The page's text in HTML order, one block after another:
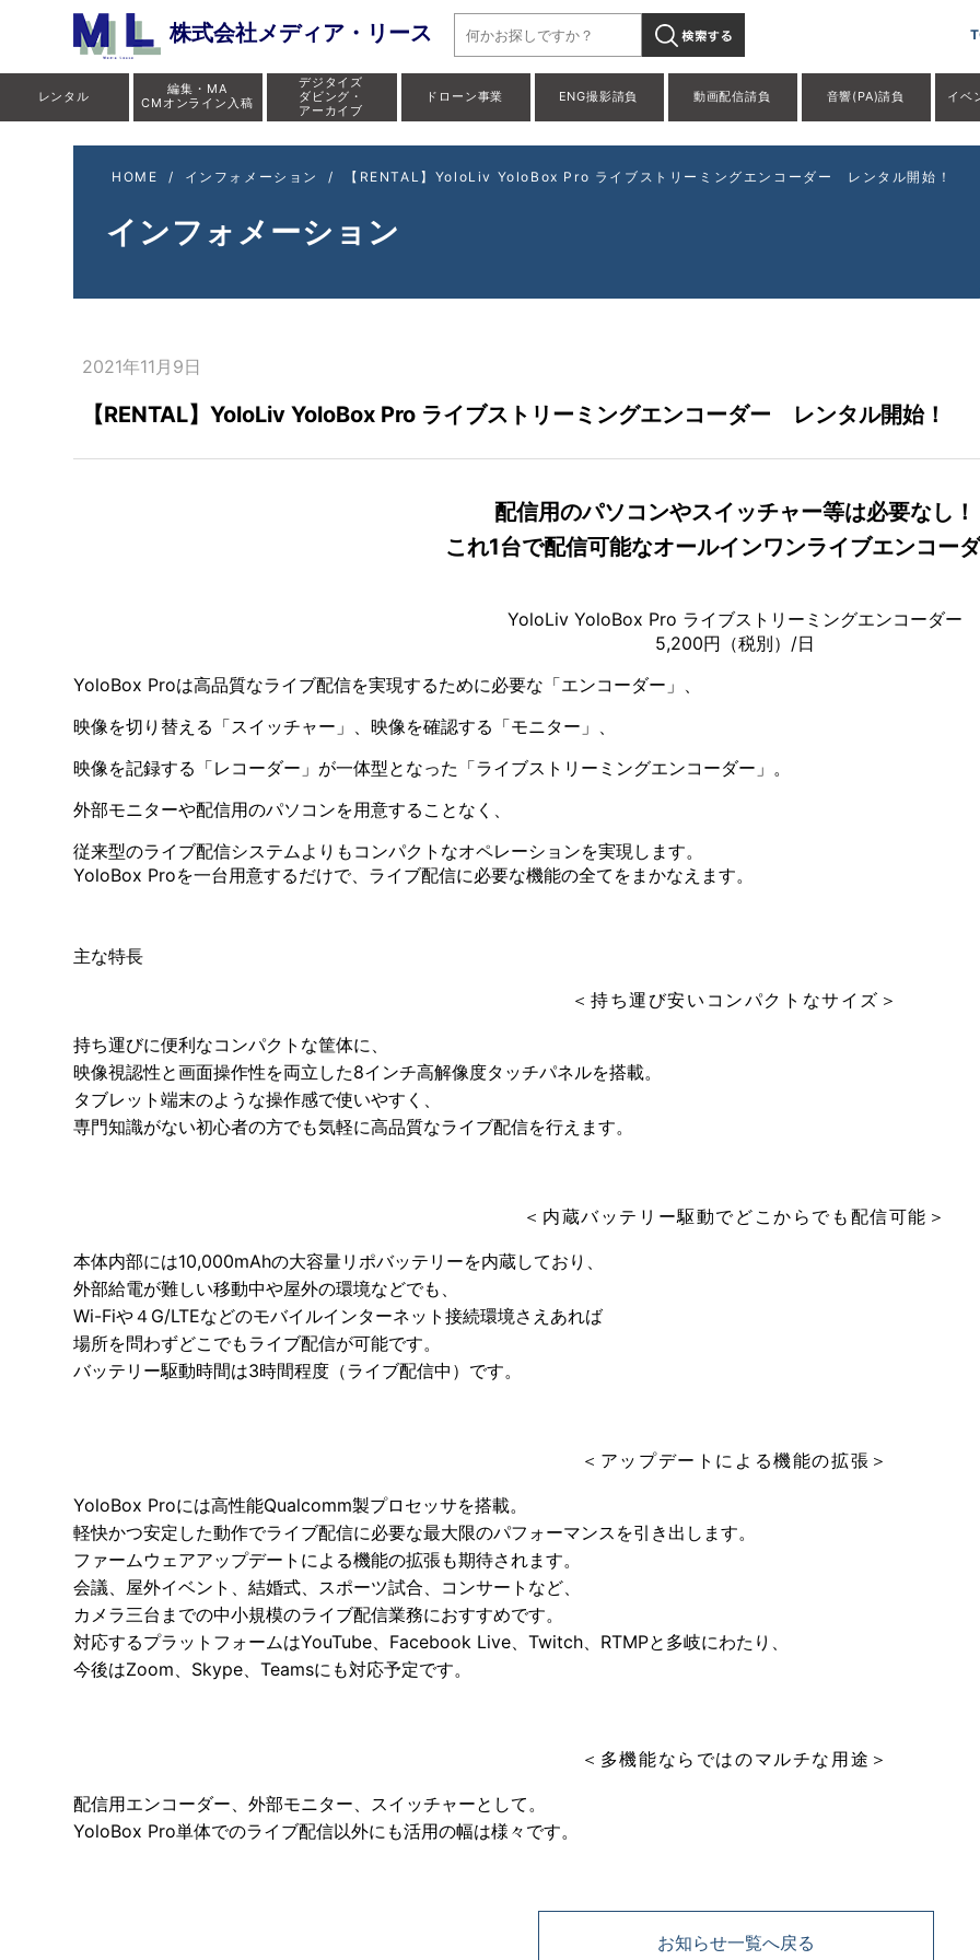
株式会社メディア・リース
レンタル
編集・MA
CMオンライン入稿
デジタイズ
ダビング・
アーカイブ
ドローン事業 ENG撮影請負 動画配信請負 音響(PA)請負 イベ
HOME / インフォメーション / 【RENTAL】YoloLiv YoloBox Pro ライブストリーミングエンコーダー レンタル開始！
インフォメーション
2021年11月9日
【RENTAL】YoloLiv YoloBox Pro ライブストリーミングエンコーダー レンタル開始！
配信用のパソコンやスイッチャー等は必要なし！
これ1台で配信可能なオールインワンライブエンコー
YoloLiv YoloBox Pro ライブストリーミングエンコーダー
5,200円（税別）/日
YoloBox Proは高品質なライブ配信を実現するために必要な「エンコーダー」、
映像を切り替える「スイッチャー」、映像を確認する「モニター」、
映像を記録する「レコーダー」が一体型となった「ライブストリーミングエンコーダー」。
外部モニターや配信用のパソコンを用意することなく、
従来型のライブ配信システムよりもコンパクトなオペレーションを実現します。
YoloBox Proを一台用意するだけで、ライブ配信に必要な機能の全てをまかなえます。
主な特長
＜持ち運び安いコンパクトなサイズ＞
持ち運びに便利なコンパクトな筐体に、
映像視認性と画面操作性を両立した8インチ高解像度タッチパネルを搭載。
タブレット端末のような操作感で使いやすく、
専門知識がない初心者の方でも気軽に高品質なライブ配信を行えます。
＜内蔵バッテリー駆動でどこからでも配信可能＞
本体内部には10,000mAhの大容量リポバッテリーを内蔵しており、
外部給電が難しい移動中や屋外の環境などでも、
Wi-Fiや４G/LTEなどのモバイルインターネット接続環境さえあれば
場所を問わずどこでもライブ配信が可能です。
バッテリー駆動時間は3時間程度（ライブ配信中）です。
＜アップデートによる機能の拡張＞
YoloBox Proには高性能Qualcomm製プロセッサを搭載。
軽快かつ安定した動作でライブ配信に必要な最大限のパフォーマンスを引き出します。
ファームウェアアップデートによる機能の拡張も期待されます。
会議、屋外イベント、結婚式、スポーツ試合、コンサートなど、
カメラ三台までの中小規模のライブ配信業務におすすめです。
対応するプラットフォームはYouTube、Facebook Live、Twitch、RTMPと多岐にわたり、
今後はZoom、Skype、Teamsにも対応予定です。
＜多機能ならではのマルチな用途＞
配信用エンコーダー、外部モニター、スイッチャーとして。
YoloBox Pro単体でのライブ配信以外にも活用の幅は様々です。
お知らせ一覧へ戻る